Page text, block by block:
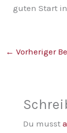
guten Start
← Vorheriger
Du musst